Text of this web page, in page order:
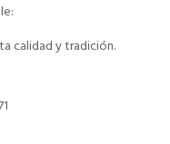
calidad y tradición.